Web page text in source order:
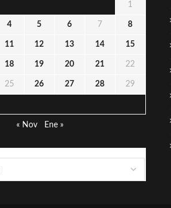
1
4 5 6 7 8
11 12 13 14 15
18 19 20 21 22
25 26 27 28 29
« Nov Ene »